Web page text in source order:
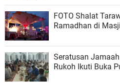
FOTO Shalat
Ramadhan di
Seratusan
Rukoh Ikuti Buka